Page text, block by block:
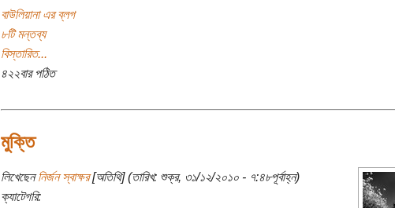
বাউলিয়ানা এর ব্লগ
৮টি মন্তব্য
বিস্তারিত...
৪২২বার পঠিত
মুক্তি
লিখেছেননির্জন স্বাক্ষর[অতিথি] (তারিখ: শুক্র, ৩১/১২/২০১০ - ৭:৪৮পূর্বাহ্ন)
ক্যাটেগরি: